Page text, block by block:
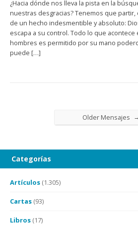
¿Hacia dónde nos lleva la pista en la
nuestras desgracias? Tenemos que
de un hecho indesmentible y absoluto:
escapa a su control. Todo lo que
hombres es permitido por su mano
puede […]
Older Mensajes
Categorías
Artículos (1.305)
Cartas (93)
Libros (17)